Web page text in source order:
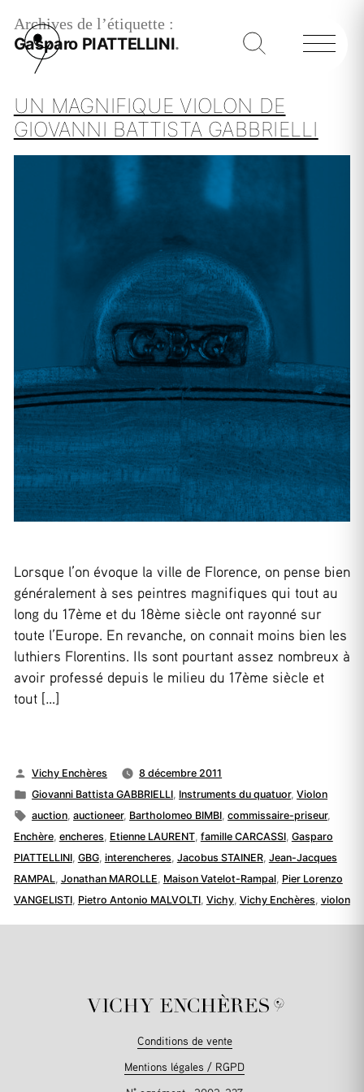
Archives de l’étiquette :
Gasparo PIATTELLINI
UN MAGNIFIQUE VIOLON DE
GIOVANNI BATTISTA GABBRIELLI
Lorsque l’on évoque la ville de Florence, on pense bien
généralement à ses peintres magnifiques qui tout au
long du 17ème et du 18ème siècle ont rayonné sur
toute l’Europe. En revanche, on connait moins bien les
luthiers Florentins. Ils sont pourtant assez nombreux à
avoir professé depuis le milieu du 17ème siècle et
tout […]
Publié
par
Vichy Enchères
8 décembre 2011
Publié
dans
Giovanni Battista GABBRIELLI Instruments du quatuor,Violon
Étiquettes :
auction ,auctioneer, Bartholomeo BIMBI ,commissaire-priseur,
Enchère, encheres Etienne LAURENT, famille CARCASSI, Gasparo
PIATTELLINI, GBG, interencheres Jacobus STAINER, Jean-Jacques
RAMPAL Jonathan MAROLLE Maison Vatelot-Rampal, Pier Lorenzo
VANGELISTI, Pietro Antonio MALVOLTI, Vichy, Vichy Enchères violon
Conditions de vente
Mentions légales / RGPD